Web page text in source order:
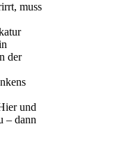
muss
der
und
– dann